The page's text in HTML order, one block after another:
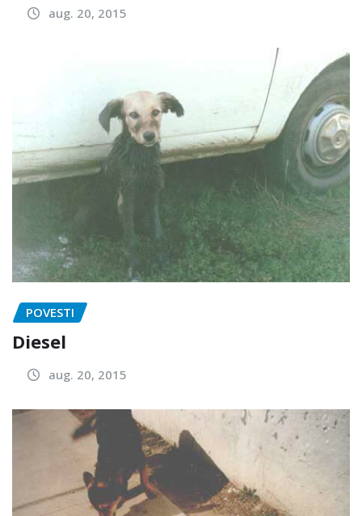
aug. 20, 2015
POVESTI
Diesel
aug. 20, 2015